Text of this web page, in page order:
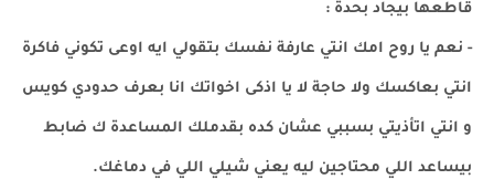
قاطعها بيجاد بحدة :
- نعم يا روح امك انتي عارفة نفسك بتقولي ايه اوعى تكوني فاكرة
انتي بعاكسك ولا حاجة لا يا اذكى اخواتك انا بعرف حدودي كويس
و انتي اتأذيتي بسببي عشان كده بقدملك المساعدة ك ضابط
بيساعد اللي محتاجين ليه يعني شيلي اللي في دماغك.